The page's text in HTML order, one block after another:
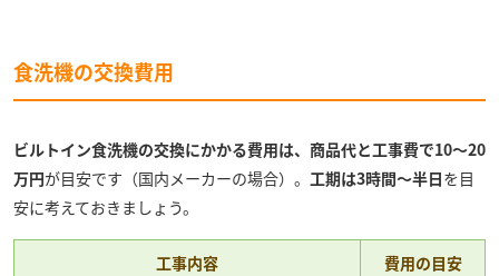
食洗機の交換費用
ビルトイン食洗機の交換にかかる費用は、商品代と工事費で10～20
万円が目安です（国内メーカーの場合）。 工期は3時間～半日を目
安に考えておきましょう。
工事内容 費用の目安